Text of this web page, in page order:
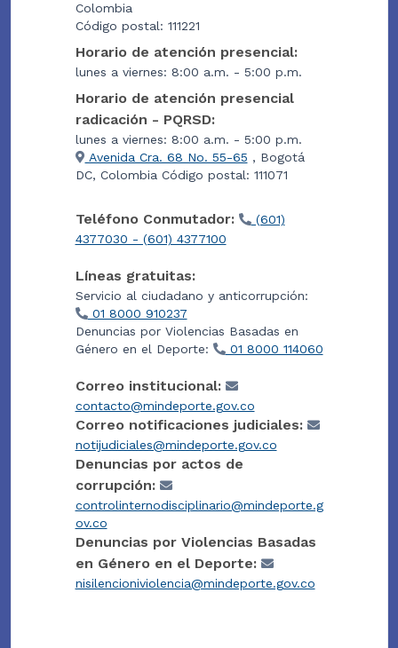
Colombia
Código postal: 111221
Horario de atención presencial:
lunes a viernes: 8:00 a.m. - 5:00 p.m.
Horario de atención presencial
radicación - PQRSD:
lunes a viernes: 8:00 a.m. - 5:00 p.m.
Avenida Cra. 68 No. 55-65 , Bogotá
DC, Colombia Código postal: 111071
Teléfono Conmutador:
(601)
4377030 - (601) 4377100
Líneas gratuitas:
Servicio al ciudadano y anticorrupción:
01 8000 910237
Denuncias por Violencias Basadas en
Género en el Deporte:
01 8000 114060
Correo institucional:
contacto@mindeporte.gov.co
Correo notificaciones judiciales:
notijudiciales@mindeporte.gov.co
Denuncias por actos de
corrupción:
controlinternodisciplinario@mindeporte.g
ov.co
Denuncias por Violencias Basadas
en Género en el Deporte:
nisilencioniviolencia@mindeporte.gov.co